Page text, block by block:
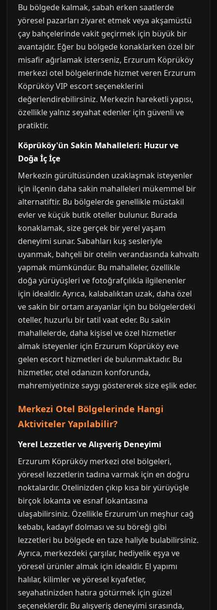
Bu bölgede kalmak, sabah erken saatlerde
yöresel pazarları ziyaret etmek veya akşamüstü
çay bahçelerinde vakit geçirmek için büyük bir
avantajdır. Eğer bu bölgede konaklarken özel bir
misafir ağırlamak isterseniz, Erzurum Köprüköy
merkezi otel bölgelerinde hizmet veren Erzurum
Köprüköy VIP escort seçeneklerini
değerlendirebilirsiniz. Merkezin hareketli yapısı,
özellikle yalnız seyahat edenler için güvenli ve
pratiktir.
Köprüköy'ün Sakin Mahalleleri: Huzur ve
Doğa İç İçe
Merkezin gürültüsünden uzaklaşmak isteyenler
için ilçenin daha sakin mahalleleri mükemmel bir
alternatiftir. Bu bölgelerde genellikle müstakil
evler ve küçük butik oteller bulunur. Burada
konaklamak, size gerçek bir yerel yaşam
deneyimi sunar. Sabahları kuş sesleriyle
uyanmak, bahçeli bir otelin verandasında kahvaltı
yapmak mümkündür. Bu mahalleler, özellikle
doğa yürüyüşleri ve fotoğrafçılıkla ilgilenenler
için idealdir. Ayrıca, kalabalıktan uzak, daha özel
ve sakin bir ortam arayanlar için bu bölgelerdeki
oteller, huzurlu bir tatil vaat eder. Bu sakin
mahallelerde, daha kişisel ve özel hizmetler
almak isteyenler için Erzurum Köprüköy eve
gelen escort hizmetleri de bulunmaktadır. Bu
hizmetler, otel odanızın konforunda,
mahremiyetinize saygı göstererek size eşlik eder.
Merkezi Otel Bölgelerinde Hangi
Aktiviteler Yapılabilir?
Yerel Lezzetler ve Alışveriş Deneyimi
Erzurum Köprüköy merkezi otel bölgeleri,
yöresel lezzetlerin tadına varmak için en doğru
noktalardır. Otelinizden çıkıp kısa bir yürüyüşle
birçok lokanta ve esnaf lokantasına
ulaşabilirsiniz. Özellikle Erzurum'un meşhur cağ
kebabı, kadayıf dolması ve su böreği gibi
lezzetleri bu bölgede en taze haliyle bulabilirsiniz.
Ayrıca, merkezdeki çarşılar, hediyelik eşya ve
yöresel ürünler almak için idealdir. El yapımı
halılar, kilimler ve yöresel kıyafetler,
seyahatinizden hatıra götürmek için güzel
seçeneklerdir. Bu alışveriş deneyimi sırasında,